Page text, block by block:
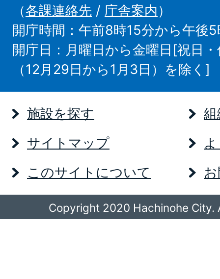
（各課連絡先 / 庁舎案内）
開庁時間：午前8時15分から午後
開庁日：月曜日から金曜日[祝日
（12月29日から1月3日）を除く]
施設を探す
サイトマップ
このサイトについて
Copyright 2020 Hachinohe City.